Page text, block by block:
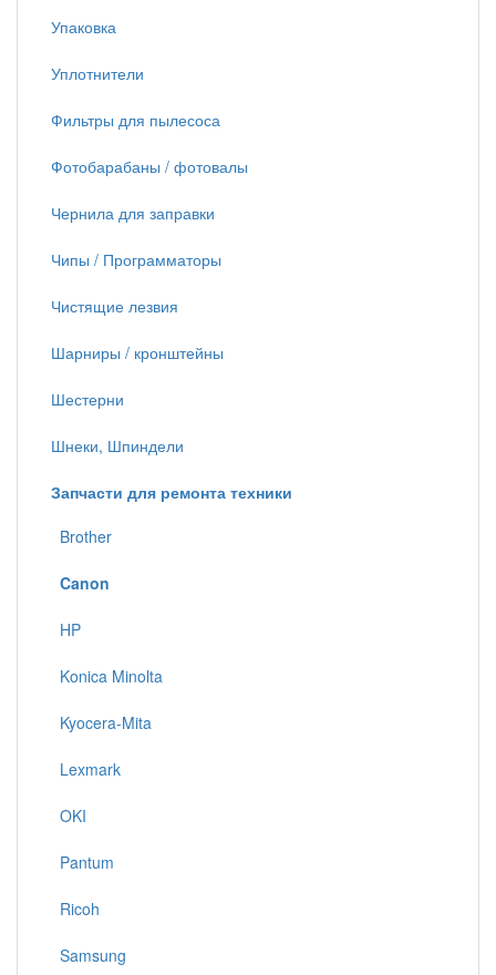
Упаковка
Уплотнители
Фильтры для пылесоса
Фотобарабаны / фотовалы
Чернила для заправки
Чипы / Программаторы
Чистящие лезвия
Шарниры / кронштейны
Шестерни
Шнеки, Шпиндели
Запчасти для ремонта техники
Brother
Canon
HP
Konica Minolta
Kyocera-Mita
Lexmark
OKI
Pantum
Ricoh
Samsung